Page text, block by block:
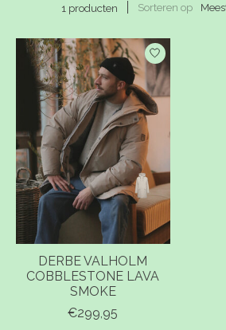
1 producten Sorteren op
DERBE VALHOLM
COBBLESTONE LAVA
SMOKE
€299,95